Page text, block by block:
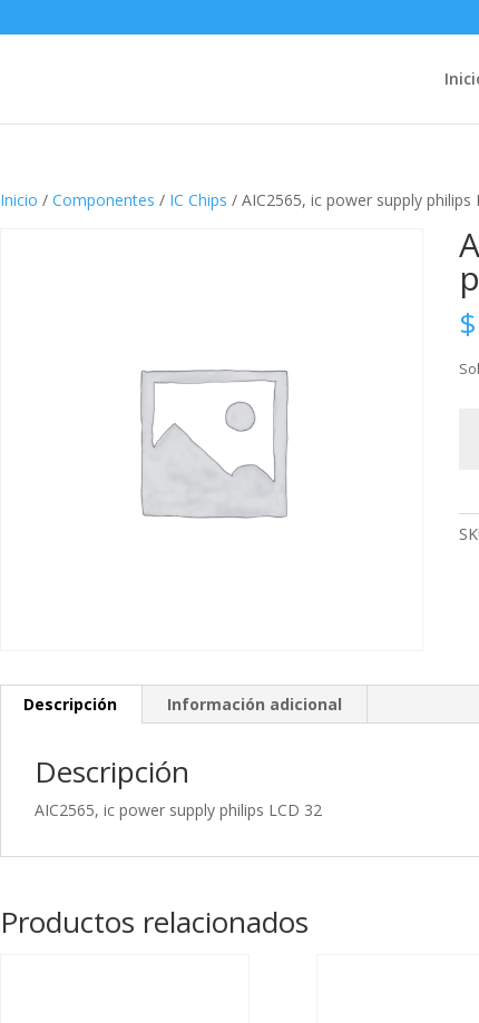
Inicio / Componentes / IC Chips / AIC2565, ic power supply philips
$
Descripción Información adicional
Descripción
AIC2565, ic power supply philips LCD 32
Productos relacionados